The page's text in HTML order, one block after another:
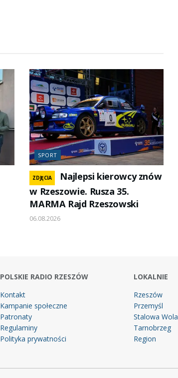
SPORT
ZDJĘCIA
Najlepsi kierowcy znów
w Rzeszowie. Rusza 35.
MARMA Rajd Rzeszowski
06.08.2026
POLSKIE RADIO RZESZÓW
Kontakt
Kampanie społeczne
Patronaty
Regulaminy
Polityka prywatności
LOKALNIE
Rzeszów
Przemyśl
Stalowa Wola
Tarnobrzeg
Region